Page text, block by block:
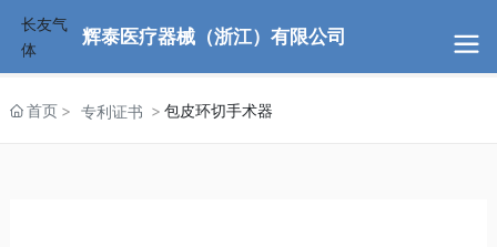
辉泰医疗器械（浙江）有限公司
首页 专利证书 包皮环切手术器